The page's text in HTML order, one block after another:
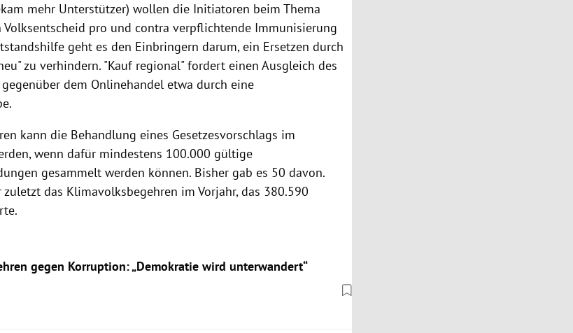
mehr Unterstützer) wollen die Initiatoren beim Thema
Volksentscheid pro und contra verpflichtende Immunisierung
geht es den Einbringern darum, ein Ersetzen durch
zu verhindern. "Kauf regional" fordert einen Ausgleich des
dem Onlinehandel etwa durch eine
kann die Behandlung eines Gesetzesvorschlags im
wenn dafür mindestens 100.000 gültige
gesammelt werden können. Bisher gab es 50 davon.
das Klimavolksbegehren im Vorjahr, das 380.590
gegen Korruption: „Demokratie wird unterwandert“